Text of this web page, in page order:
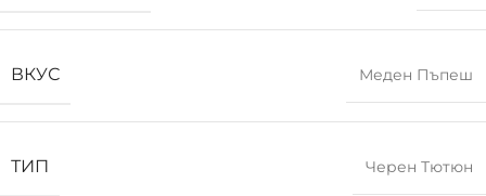
ВКУС Меден Пъпеш
ТИП Черен Тютюн